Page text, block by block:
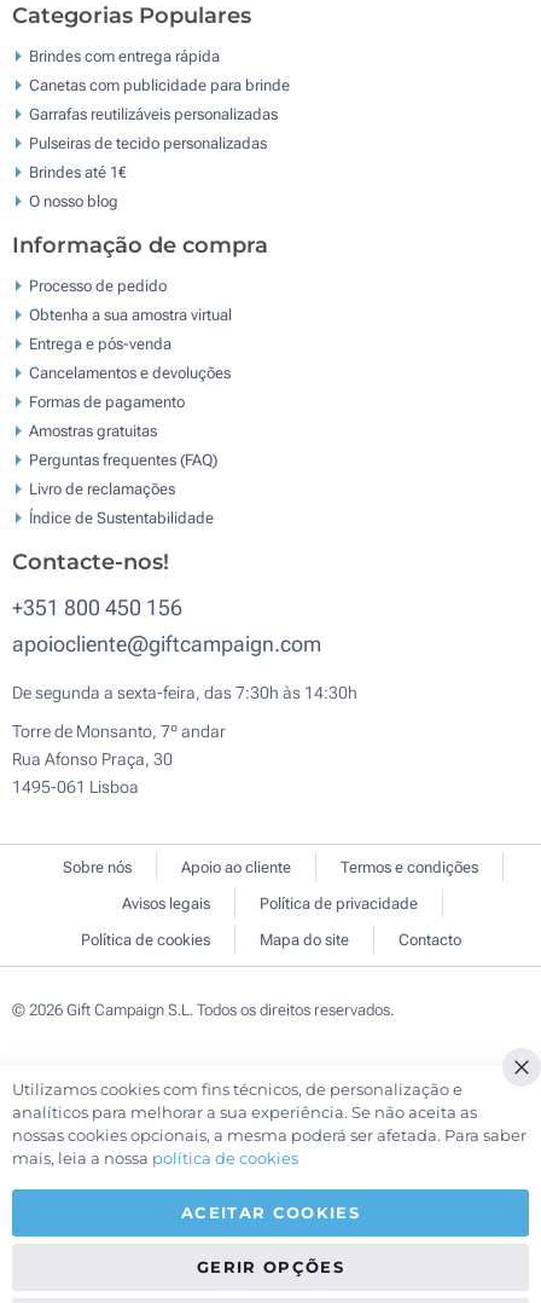
Categorias Populares
Brindes com entrega rápida
Canetas com publicidade para brinde
Garrafas reutilizáveis personalizadas
Pulseiras de tecido personalizadas
Brindes até 1€
O nosso blog
Informação de compra
Processo de pedido
Obtenha a sua amostra virtual
Entrega e pós-venda
Cancelamentos e devoluções
Formas de pagamento
Amostras gratuitas
Perguntas frequentes (FAQ)
Livro de reclamaçōes
Índice de Sustentabilidade
Contacte-nos!
+351 800 450 156
apoiocliente@giftcampaign.com
De segunda a sexta-feira, das 7:30h às 14:30h
Torre de Monsanto, 7º andar
Rua Afonso Praça, 30
1495-061 Lisboa
Sobre nós Apoio ao cliente
Termos e condições
Avisos legais
Política de privacidade
Política de cookies
Mapa do site Contacto
© 2026 Gift Campaign S.L. Todos os direitos reservados.
Utilizamos cookies com fins técnicos, de personalização e
analíticos para melhorar a sua experiência. Se não aceita as
nossas cookies opcionais, a mesma poderá ser afetada. Para saber
mais, leia a nossa política de cookies
ACEITAR COOKIES
GERIR OPÇÕES